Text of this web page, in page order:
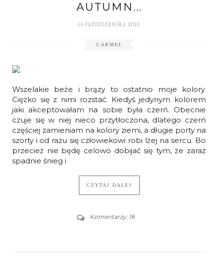
AUTUMN...
14 PAŹDZIERNIKA 2010
CARMEL
Wszelakie beże i brązy to ostatnio moje kolory.
Ciężko się z nimi rozstać. Kiedyś jedynym kolorem
jaki akceptowałam na sobie była czerń. Obecnie
czuje się w niej nieco przytłoczona, dlatego czerń
częściej zamieniam na kolory ziemi, a długie porty na
szorty i od razu się człowiekowi robi lżej na sercu. Bo
przecież nie będę celowo dobijać się tym, że zaraz
spadnie śnieg i
CZYTAJ DALEJ
Komentarzy: 18